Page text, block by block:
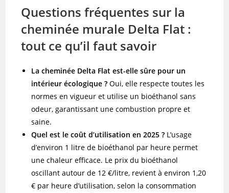
Questions fréquentes sur la
cheminée murale Delta Flat :
tout ce qu’il faut savoir
La cheminée Delta Flat est-elle sûre pour un
intérieur écologique ? Oui, elle respecte toutes les
normes en vigueur et utilise un bioéthanol sans
odeur, garantissant une combustion propre et
saine.
Quel est le coût d’utilisation en 2025 ? L’usage
d’environ 1 litre de bioéthanol par heure permet
une chaleur efficace. Le prix du bioéthanol
oscillant autour de 12 €/litre, revient à environ 1,20
€ par heure d’utilisation, selon la consommation